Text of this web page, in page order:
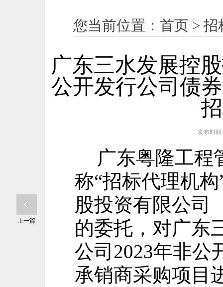
您当前位置： 首页 > 招
广东三水发展控
公开发行公司债
发布时
广东粤隆工程
称“招标代理机
股投资有限公司
的委托，对广东
公司2023年非公
承销商采购项目
上一篇